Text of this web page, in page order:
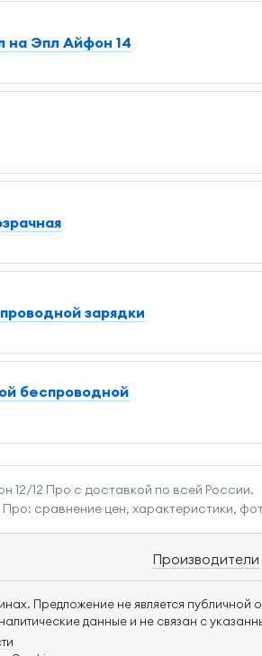
на Эпл Айфон 14
зарядки
беспроводной
12/12 Про с доставкой по всей России.
сравнение цен, характеристики,
Производители
Предложение не является публичной
данные и не связан с